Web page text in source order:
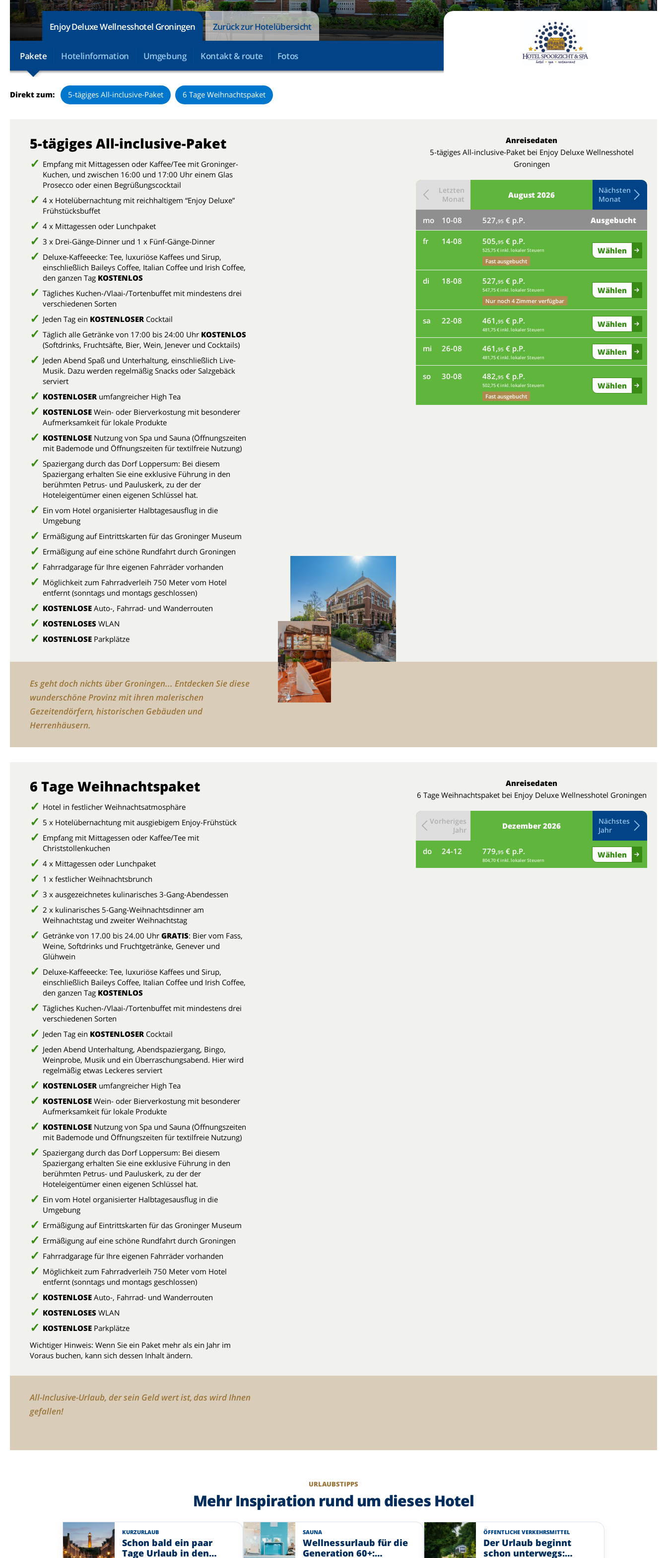
Enjoy Deluxe Wellnesshotel Groningen Zurück zur Hotelübersicht
Pakete Hotelinformation Umgebung Kontakt & route Fotos
Direkt zum: 5-tägiges All-inclusive-Paket 6 Tage Weihnachtspaket
5-tägiges All-inclusive-Paket
Empfang mit Mittagessen oder Kaffee/Tee mit Groninger-
Kuchen, und zwischen 16:00 und 17:00 Uhr einem Glas
Prosecco oder einen Begrüßungscocktail
4 x Hotelübernachtung mit reichhaltigem “Enjoy Deluxe”
Frühstücksbuffet
4 x Mittagessen oder Lunchpaket
3 x Drei-Gänge-Dinner und 1 x Fünf-Gänge-Dinner
Deluxe-Kaffeeecke: Tee, luxuriöse Kaffees und Sirup,
einschließlich Baileys Coffee, Italian Coffee und Irish Coffee,
den ganzen Tag KOSTENLOS
Tägliches Kuchen-/Vlaai-/Tortenbuffet mit mindestens drei
verschiedenen Sorten
Jeden Tag ein KOSTENLOSER Cocktail
Täglich alle Getränke von 17:00 bis 24:00 Uhr KOSTENLOS
(Softdrinks, Fruchtsäfte, Bier, Wein, Jenever und Cocktails)
Jeden Abend Spaß und Unterhaltung, einschließlich Live-
Musik. Dazu werden regelmäßig Snacks oder Salzgebäck
serviert
KOSTENLOSER umfangreicher High Tea
KOSTENLOSE Wein- oder Bierverkostung mit besonderer
Aufmerksamkeit für lokale Produkte
KOSTENLOSE Nutzung von Spa und Sauna (Öffnungszeiten
mit Bademode und Öffnungszeiten für textilfreie Nutzung)
Spaziergang durch das Dorf Loppersum: Bei diesem
Spaziergang erhalten Sie eine exklusive Führung in den
berühmten Petrus- und Pauluskerk, zu der der
Hoteleigentümer einen eigenen Schlüssel hat.
Ein vom Hotel organisierter Halbtagesausflug in die
Umgebung
Ermäßigung auf Eintrittskarten für das Groninger Museum
Ermäßigung auf eine schöne Rundfahrt durch Groningen
Fahrradgarage für Ihre eigenen Fahrräder vorhanden
Möglichkeit zum Fahrradverleih 750 Meter vom Hotel
entfernt (sonntags und montags geschlossen)
KOSTENLOSE Auto-, Fahrrad- und Wanderrouten
KOSTENLOSES WLAN
KOSTENLOSE Parkplätze
Anreisedaten
5-tägiges All-inclusive-Paket bei Enjoy Deluxe Wellnesshotel
Groningen
August 2026
Letzten
Monat
Nächsten
Monat
mo 10-08 527,95 € p.P. Ausgebucht
fr 14-08 505,95 € p.P.
525,75 € inkl. lokaler Steuern
Fast ausgebucht
Wählen
di 18-08 527,95 € p.P.
547,75 € inkl. lokaler Steuern
Nur noch 4 Zimmer verfügbar
Wählen
sa 22-08 461,95 € p.P.
481,75 € inkl. lokaler Steuern
Wählen
mi 26-08 461,95 € p.P.
481,75 € inkl. lokaler Steuern
Wählen
so 30-08 482,95 € p.P.
502,75 € inkl. lokaler Steuern
Fast ausgebucht
Wählen
Es geht doch nichts über Groningen... Entdecken Sie diese
wunderschöne Provinz mit ihren malerischen
Gezeitendörfern, historischen Gebäuden und
Herrenhäusern.
6 Tage Weihnachtspaket
Hotel in festlicher Weihnachtsatmosphäre
5 x Hotelübernachtung mit ausgiebigem Enjoy-Frühstück
Empfang mit Mittagessen oder Kaffee/Tee mit
Christstollenkuchen
4 x Mittagessen oder Lunchpaket
1 x festlicher Weihnachtsbrunch
3 x ausgezeichnetes kulinarisches 3-Gang-Abendessen
2 x kulinarisches 5-Gang-Weihnachtsdinner am
Weihnachtstag und zweiter Weihnachtstag
Getränke von 17.00 bis 24.00 Uhr GRATIS: Bier vom Fass,
Weine, Softdrinks und Fruchtgetränke, Genever und
Glühwein
Deluxe-Kaffeeecke: Tee, luxuriöse Kaffees und Sirup,
einschließlich Baileys Coffee, Italian Coffee und Irish Coffee,
den ganzen Tag KOSTENLOS
Tägliches Kuchen-/Vlaai-/Tortenbuffet mit mindestens drei
verschiedenen Sorten
Jeden Tag ein KOSTENLOSER Cocktail
Jeden Abend Unterhaltung, Abendspaziergang, Bingo,
Weinprobe, Musik und ein Überraschungsabend. Hier wird
regelmäßig etwas Leckeres serviert
KOSTENLOSER umfangreicher High Tea
KOSTENLOSE Wein- oder Bierverkostung mit besonderer
Aufmerksamkeit für lokale Produkte
KOSTENLOSE Nutzung von Spa und Sauna (Öffnungszeiten
mit Bademode und Öffnungszeiten für textilfreie Nutzung)
Spaziergang durch das Dorf Loppersum: Bei diesem
Spaziergang erhalten Sie eine exklusive Führung in den
berühmten Petrus- und Pauluskerk, zu der der
Hoteleigentümer einen eigenen Schlüssel hat.
Ein vom Hotel organisierter Halbtagesausflug in die
Umgebung
Ermäßigung auf Eintrittskarten für das Groninger Museum
Ermäßigung auf eine schöne Rundfahrt durch Groningen
Fahrradgarage für Ihre eigenen Fahrräder vorhanden
Möglichkeit zum Fahrradverleih 750 Meter vom Hotel
entfernt (sonntags und montags geschlossen)
KOSTENLOSE Auto-, Fahrrad- und Wanderrouten
KOSTENLOSES WLAN
KOSTENLOSE Parkplätze
Wichtiger Hinweis: Wenn Sie ein Paket mehr als ein Jahr im
Voraus buchen, kann sich dessen Inhalt ändern.
Anreisedaten
6 Tage Weihnachtspaket bei Enjoy Deluxe Wellnesshotel Groningen
Dezember 2026
Vorheriges
Jahr
Nächstes
Jahr
do 24-12 779,95 € p.P.
804,70 € inkl. lokaler Steuern
Wählen
All-Inclusive-Urlaub, der sein Geld wert ist, das wird Ihnen
gefallen!
URLAUBSTIPPS
Mehr Inspiration rund um dieses Hotel
KURZURLAUB
Schon bald ein paar
Tage Urlaub in den
SAUNA
Wellnessurlaub für die
Generation 60+:
ÖFFENTLICHE VERKEHRSMITTEL
Der Urlaub beginnt
schon unterwegs: